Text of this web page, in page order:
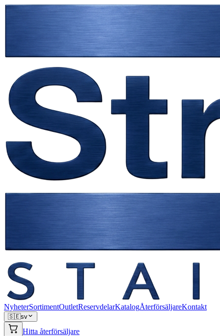
NyheterSortimentOutletReservdelarKatalogÅterförsäljareKontakt
🇸🇪sv
Hitta återförsäljare